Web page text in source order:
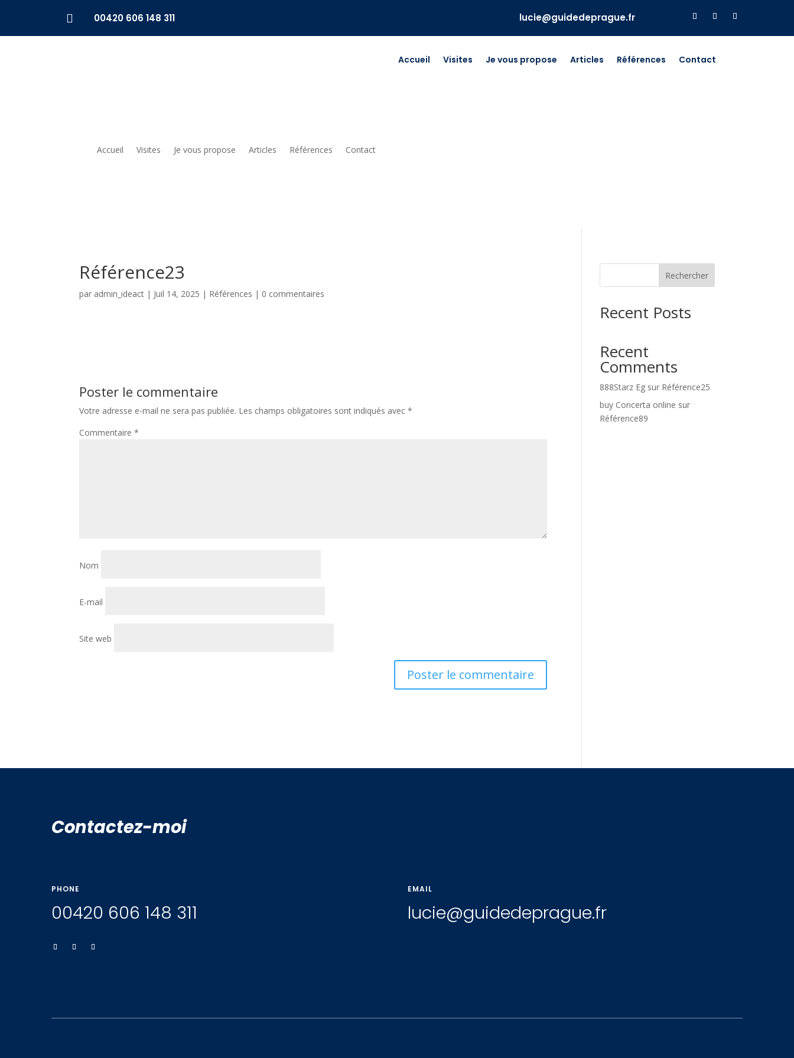
 00420 606 148 311 lucie@guidedeprague.fr
Accueil Visites Je vous propose Articles Références Contact
Accueil Visites Je vous propose Articles Références Contact
Référence23
par admin_ideact | Juil 14, 2025 | Références | 0 commentaires
Poster le commentaire
Votre adresse e-mail ne sera pas publiée. Les champs obligatoires sont indiqués avec*
Commentaire*
Nom
E-mail
Site web
Rechercher
Recent Posts
Recent
Comments
888Starz Eg sur Référence25
buy Concerta online sur
Référence89
Contactez-moi
PHONE
00420 606 148 311
EMAIL
lucie@guidedeprague.fr